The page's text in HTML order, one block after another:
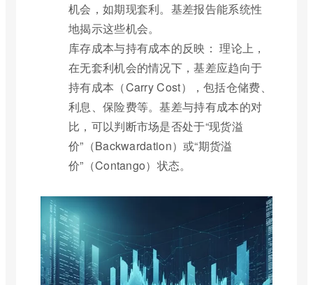
机会，如期现套利。基差报告能系统性
地揭示这些机会。
库存成本与持有成本的反映： 理论上，
在无套利机会的情况下，基差应趋向于
持有成本（Carry Cost），包括仓储费、
利息、保险费等。基差与持有成本的对
比，可以判断市场是否处于“现货溢
价”（Backwardation）或“期货溢
价”（Contango）状态。